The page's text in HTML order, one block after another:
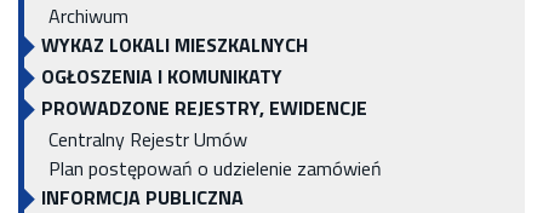
Archiwum
WYKAZ LOKALI MIESZKALNYCH
OGŁOSZENIA I KOMUNIKATY
PROWADZONE REJESTRY, EWIDENCJE
Centralny Rejestr Umów
Plan postępowań o udzielenie zamówień
INFORMCJA PUBLICZNA